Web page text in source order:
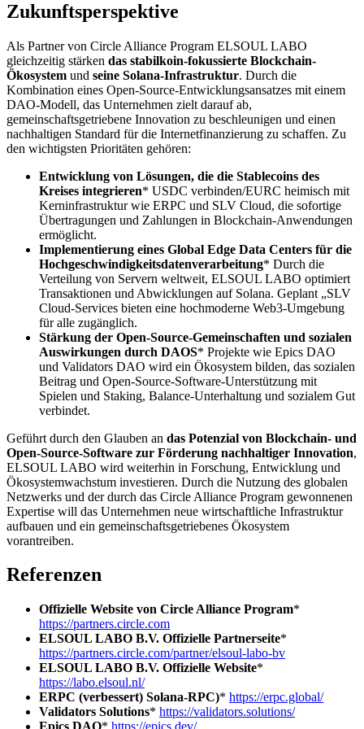
Zukunftsperspektive
Als Partner von Circle Alliance Program ELSOUL LABO
gleichzeitig stärken das stabilkoin-fokussierte Blockchain-
Ökosystem und seine Solana-Infrastruktur. Durch die
Kombination eines Open-Source-Entwicklungsansatzes mit einem
DAO-Modell, das Unternehmen zielt darauf ab,
gemeinschaftsgetriebene Innovation zu beschleunigen und einen
nachhaltigen Standard für die Internetfinanzierung zu schaffen. Zu
den wichtigsten Prioritäten gehören:
Entwicklung von Lösungen, die die Stablecoins des
Kreises integrieren* USDC verbinden/EURC heimisch mit
Kerninfrastruktur wie ERPC und SLV Cloud, die sofortige
Übertragungen und Zahlungen in Blockchain-Anwendungen
ermöglicht.
Implementierung eines Global Edge Data Centers für die
Hochgeschwindigkeitsdatenverarbeitung* Durch die
Verteilung von Servern weltweit, ELSOUL LABO optimiert
Transaktionen und Abwicklungen auf Solana. Geplant „SLV
Cloud-Services bieten eine hochmoderne Web3-Umgebung
für alle zugänglich.
Stärkung der Open-Source-Gemeinschaften und sozialen
Auswirkungen durch DAOS* Projekte wie Epics DAO
und Validators DAO wird ein Ökosystem bilden, das sozialen
Beitrag und Open-Source-Software-Unterstützung mit
Spielen und Staking, Balance-Unterhaltung und sozialem Gut
verbindet.
Geführt durch den Glauben an das Potenzial von Blockchain- und
Open-Source-Software zur Förderung nachhaltiger Innovation,
ELSOUL LABO wird weiterhin in Forschung, Entwicklung und
Ökosystemwachstum investieren. Durch die Nutzung des globalen
Netzwerks und der durch das Circle Alliance Program gewonnenen
Expertise will das Unternehmen neue wirtschaftliche Infrastruktur
aufbauen und ein gemeinschaftsgetriebenes Ökosystem
vorantreiben.
Referenzen
Offizielle Website von Circle Alliance Program*
https://partners.circle.com
ELSOUL LABO B.V. Offizielle Partnerseite*
https://partners.circle.com/partner/elsoul-labo-bv
ELSOUL LABO B.V. Offizielle Website*
https://labo.elsoul.nl/
ERPC (verbessert) Solana-RPC)* https://erpc.global/
Validators Solutions* https://validators.solutions/